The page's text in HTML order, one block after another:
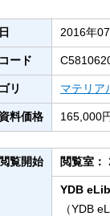
2016年
ード
リ マテリア
料価格 165,000
覧開始 閲覧室：
YDB
（YDB